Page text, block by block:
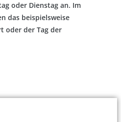
oder Dienstag an. Im
das beispielsweise
oder der Tag der